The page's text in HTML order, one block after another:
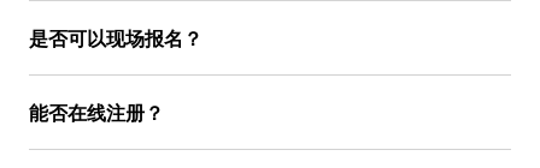
是否可以现场报名？
能否在线注册？